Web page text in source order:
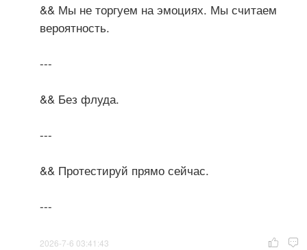
&& Мы не торгуем на эмоциях. Мы считаем
вероятность.
---
&& Без флуда.
---
&& Протестируй прямо сейчас.
---
 
2026-7-6 03:41:43